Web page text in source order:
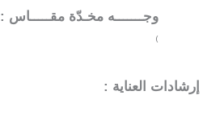
وجـــــــه مخـدّة مقـــــاس :
⁾
إرشادات العناية :